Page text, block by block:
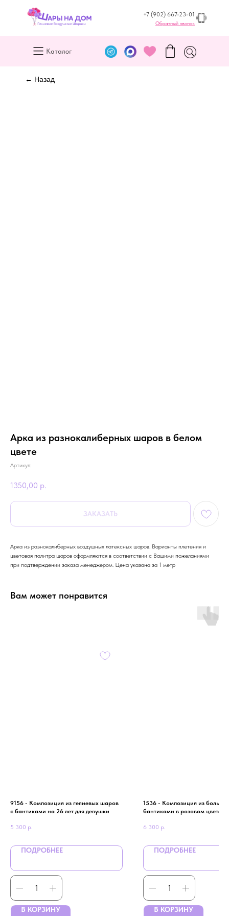
+7 (902) 667-23-01
Обратный звонок
Каталог
← Назад
Арка из разнокалиберных шаров в белом
цвете
Артикул:
1350,00 р.
ЗАКАЗАТЬ
Арка из разнокалиберных воздушных латексных шаров. Варианты плетения и
цветовая палитра шаров оформляются в соответствии с Вашими пожеланиями
при подтверждении заказа менеджером. Цена указана за 1 метр
Вам может понравится
9156 - Композиция из гелиевых шаров
с бантиками на 26 лет для девушки
5 300 р.
ПОДРОБНЕЕ
В КОРЗИНУ
1536 - Композиция из
бантиками в розовом цвете
6 300 р.
ПОДРОБНЕЕ
В КОРЗИНУ